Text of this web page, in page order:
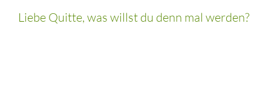
Liebe Quitte, was willst du denn mal werden?